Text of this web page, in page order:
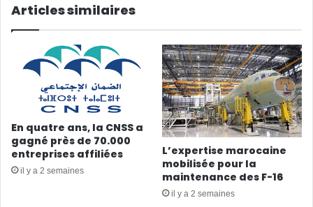
Articles similaires
En quatre ans, la CNSS a
gagné près de 70.000
entreprises affiliées
il y a 2 semaines
L’expertise marocaine
mobilisée pour la
maintenance des F-16
il y a 2 semaines